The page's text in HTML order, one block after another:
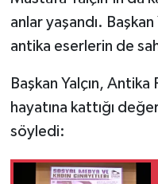
anlar yaşandı.
antika eserlerin de
Başkan Yalçın, Antika
hayatına kattığı
söyledi: